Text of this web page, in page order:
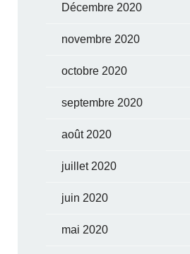
Décembre 2020
novembre 2020
octobre 2020
septembre 2020
août 2020
juillet 2020
juin 2020
mai 2020